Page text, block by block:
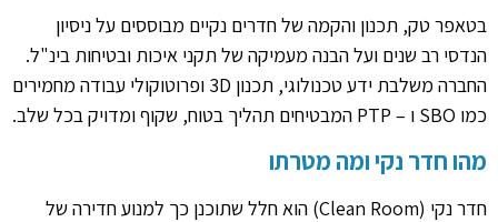
בטאפר טק, תכנון והקמה של חדרים נקיים מבוססים על ניסיון
הנדסי רב שנים ועל הבנה מעמיקה של תקני איכות ובטיחות בינ"ל.
החברה משלבת ידע טכנולוגי, תכנון 3D ופרוטוקולי עבודה מחמירים
כמו SBO ו – PTP המבטיחים תהליך בטוח, שקוף ומדויק בכל שלב.
מהו חדר נקי ומה מטרתו
חדר נקי (Clean Room) הוא חלל שתוכנן כך למנוע חדירה של